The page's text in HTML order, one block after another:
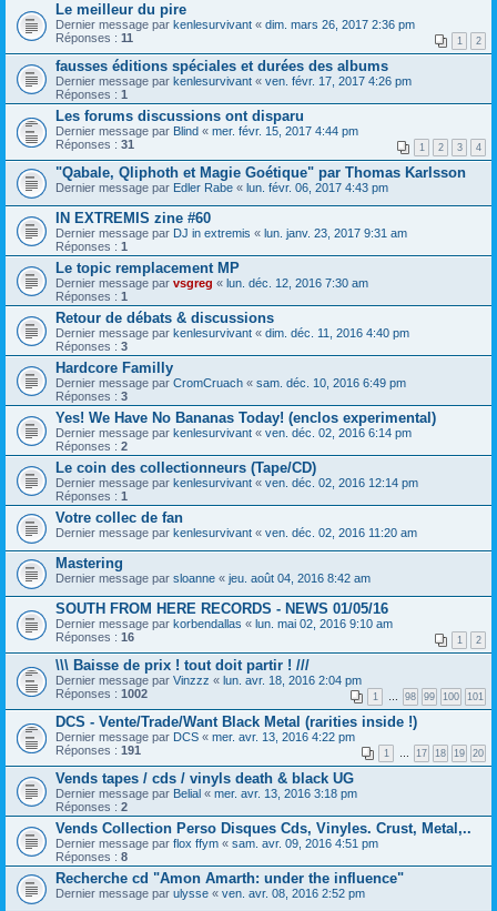
Le meilleur du pire
Dernier message par kenlesurvivant « dim. mars 26, 2017 2:36 pm
Réponses : 11 1 2
fausses éditions spéciales et durées des albums
Dernier message par kenlesurvivant « ven. févr. 17, 2017 4:26 pm
Réponses : 1
Les forums discussions ont disparu
Dernier message par Blind « mer. févr. 15, 2017 4:44 pm
Réponses : 31 1 2 3 4
"Qabale, Qliphoth et Magie Goétique" par Thomas Karlsson
Dernier message par Edler Rabe « lun. févr. 06, 2017 4:43 pm
IN EXTREMIS zine #60
Dernier message par DJ in extremis « lun. janv. 23, 2017 9:31 am
Réponses : 1
Le topic remplacement MP
Dernier message par vsgreg « lun. déc. 12, 2016 7:30 am
Réponses : 1
Retour de débats & discussions
Dernier message par kenlesurvivant « dim. déc. 11, 2016 4:40 pm
Réponses : 3
Hardcore Familly
Dernier message par CromCruach « sam. déc. 10, 2016 6:49 pm
Réponses : 3
Yes! We Have No Bananas Today! (enclos experimental)
Dernier message par kenlesurvivant « ven. déc. 02, 2016 6:14 pm
Réponses : 2
Le coin des collectionneurs (Tape/CD)
Dernier message par kenlesurvivant « ven. déc. 02, 2016 12:14 pm
Réponses : 1
Votre collec de fan
Dernier message par kenlesurvivant « ven. déc. 02, 2016 11:20 am
Mastering
Dernier message par sloanne « jeu. août 04, 2016 8:42 am
SOUTH FROM HERE RECORDS - NEWS 01/05/16
Dernier message par korbendallas « lun. mai 02, 2016 9:10 am
Réponses : 16 1 2
\\\ Baisse de prix ! tout doit partir ! ///
Dernier message par Vinzzz « lun. avr. 18, 2016 2:04 pm
Réponses : 1002 1 … 98 99 100 101
DCS - Vente/Trade/Want Black Metal (rarities inside !)
Dernier message par DCS « mer. avr. 13, 2016 4:22 pm
Réponses : 191 1 … 17 18 19 20
Vends tapes / cds / vinyls death & black UG
Dernier message par Belial « mer. avr. 13, 2016 3:18 pm
Réponses : 2
Vends Collection Perso Disques Cds, Vinyles. Crust, Metal,..
Dernier message par flox ffym « sam. avr. 09, 2016 4:51 pm
Réponses : 8
Recherche cd "Amon Amarth: under the influence"
Dernier message par ulysse « ven. avr. 08, 2016 2:52 pm